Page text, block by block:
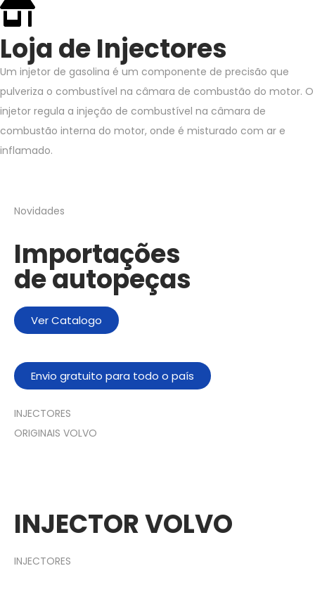
Loja de Injectores
Um injetor de gasolina é um componente de precisão que
pulveriza o combustível na câmara de combustão do motor. O
injetor regula a injeção de combustível na câmara de
combustão interna do motor, onde é misturado com ar e
inflamado.
Novidades
Importações
de autopeças
Ver Catalogo
Envio gratuito para todo o país
INJECTORES
ORIGINAIS VOLVO
INJECTOR VOLVO
INJECTORES